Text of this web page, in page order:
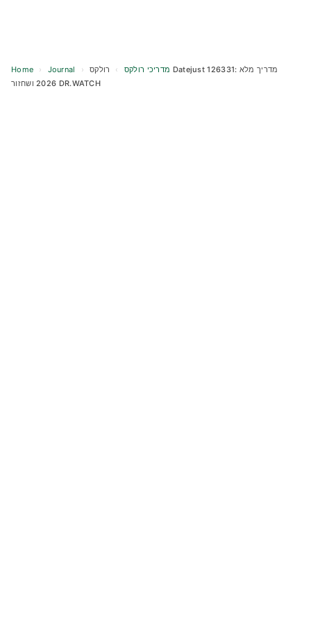
Home › Journal › מדריכי רולקס ›
רולקס Datejust 126331: מדריך מלא
2026 ושחזור DR.WATCH